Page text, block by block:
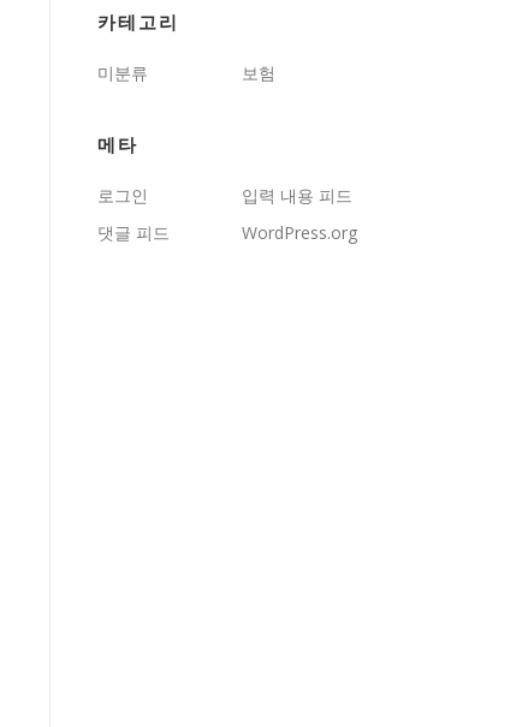
카테고리
미분류 보험
메타
로그인
입력 내용 피드
댓글 피드
WordPress.org